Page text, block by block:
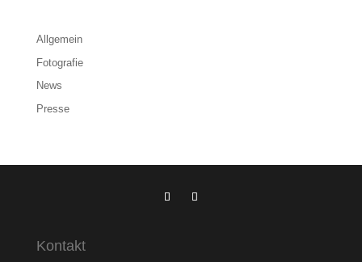
Allgemein
Fotografie
News
Presse
Kontakt